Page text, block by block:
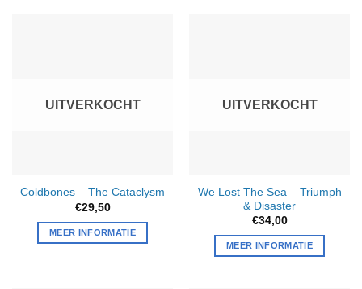
UITVERKOCHT
Coldbones – The Cataclysm
€29,50
MEER INFORMATIE
UITVERKOCHT
We Lost The Sea – Triumph
& Disaster
€34,00
MEER INFORMATIE